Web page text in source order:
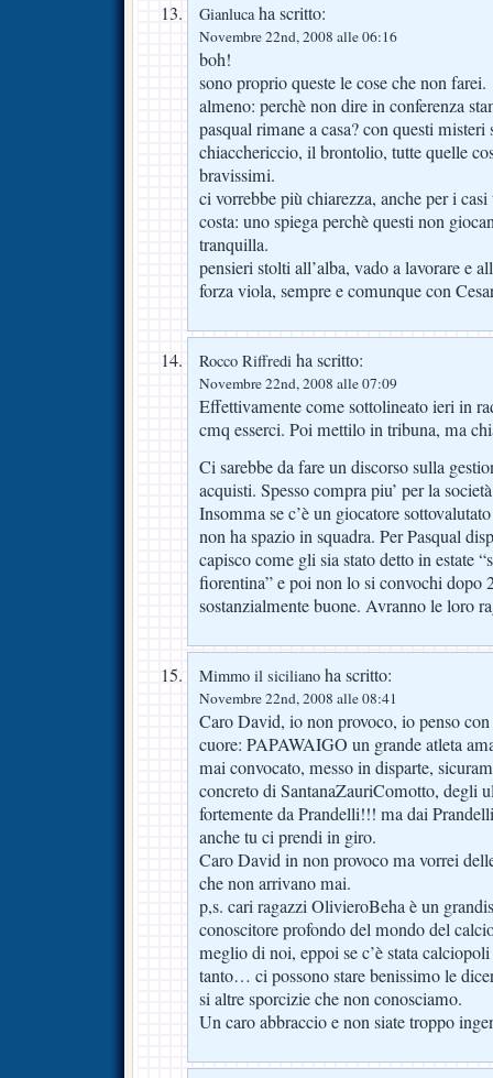
Gianlucaha scritto:
Novembre 22nd, 2008 alle 06:16
boh!
sono proprio queste le cose che non farei.
almeno: perchè non dire in conferenza
pasqual rimane a casa? con questi
chiacchericcio, il brontolio, tutte quelle
bravissimi.
ci vorrebbe più chiarezza, anche per i
costa: uno spiega perchè questi non
tranquilla.
pensieri stolti all’alba, vado a lavorare e
forza viola, sempre e comunque con
Rocco Riffredi ha scritto:
Novembre 22nd, 2008 alle 07:09
Effettivamente come sottolineato ieri in
cmq esserci. Poi mettilo in tribuna, ma
Ci sarebbe da fare un discorso sulla
acquisti. Spesso compra piu’ per la
Insomma se c’è un giocatore
non ha spazio in squadra. Per Pasqual
capisco come gli sia stato detto in estate
fiorentina” e poi non lo si convochi dopo
sostanzialmente buone. Avranno le loro
Mimmo il siciliano ha scritto:
Novembre 22nd, 2008 alle 08:41
Caro David, io non provoco, io penso
cuore: PAPAWAIGO un grande atleta
mai convocato, messo in disparte,
concreto di SantanaZauriComotto, degli
fortemente da Prandelli!!! ma dai
anche tu ci prendi in giro.
Caro David in non provoco ma vorrei
che non arrivano mai.
p,s. cari ragazzi OlivieroBeha è un
conoscitore profondo del mondo del
meglio di noi, eppoi se c’è stata
tanto… ci possono stare benissimo le
si altre sporcizie che non conosciamo.
Un caro abbraccio e non siate troppo